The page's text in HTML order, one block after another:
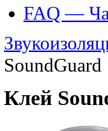
FAQ —
SoundGuard
Клей